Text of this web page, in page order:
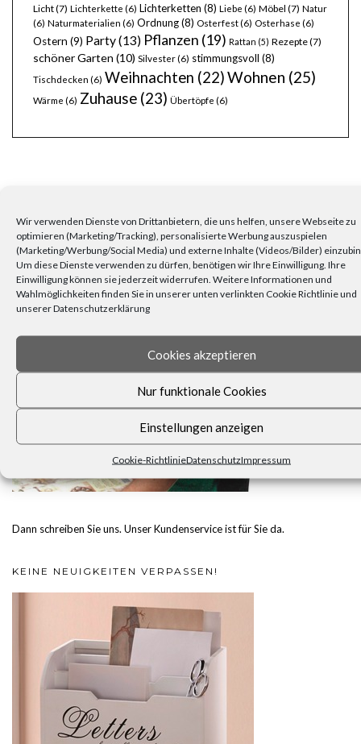
Wir verwenden Dienste von Drittanbietern, die uns helfen, unsere Webseite zu
optimieren (Marketing/Tracking), personalisierte Werbung auszuspielen
(Marketing/Werbung/Social Media) und externe Inhalte (Videos/Bilder)
Um diese Dienste verwenden zu dürfen, benötigen wir Ihre Einwilligung. Ihre
Einwilligung können sie jederzeit widerrufen. Weitere Informationen und
Wahlmöglichkeiten finden Sie in unserer unten verlinkten Cookie Richtlinie und
unserer Datenschutzerklärung
Cookies akzeptieren
Nur funktionale Cookies
Einstellungen anzeigen
Cookie-RichtlinieDatenschutzImpressum
Licht(7) Lichterkette (6) Lichterketten (8) Liebe (6) Möbel (7) Natur
(6) Naturmaterialien (6) Ordnung(8) Osterfest(6) Osterhase (6)
Ostern (9) Party(13) Pflanzen (19) Rattan (5) Rezepte(7)
schöner Garten (10) Silvester(6) stimmungsvoll (8)
Tischdecken (6) Weihnachten (22)Wohnen (25)
Wärme (6) Zuhause (23) Übertöpfe (6)
FRAGEN, ANREGUNGEN, WÜNSCHE?
Dann schreiben Sie uns. Unser Kundenservice ist für Sie da.
KEINE NEUIGKEITEN VERPASSEN!